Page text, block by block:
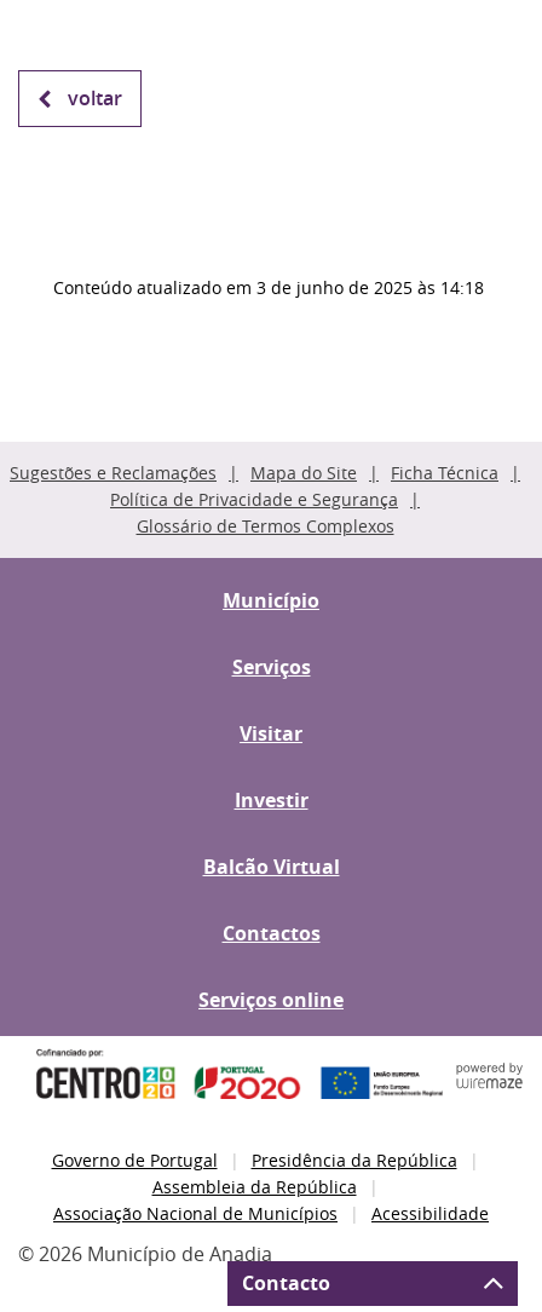
voltar
Conteúdo atualizado em 3 de junho de 2025 às 14:18
Sugestões e Reclamações Mapa do Site
Ficha Técnica
Política de Privacidade e Segurança
Glossário de Termos Complexos
Município
Serviços
Visitar
Investir
Balcão Virtual
Contactos
Serviços online
Governo de Portugal
Presidência da República
Assembleia da República
Associação Nacional de Municípios
Acessibilidade
© 2026 Município de Anadia
Contacto